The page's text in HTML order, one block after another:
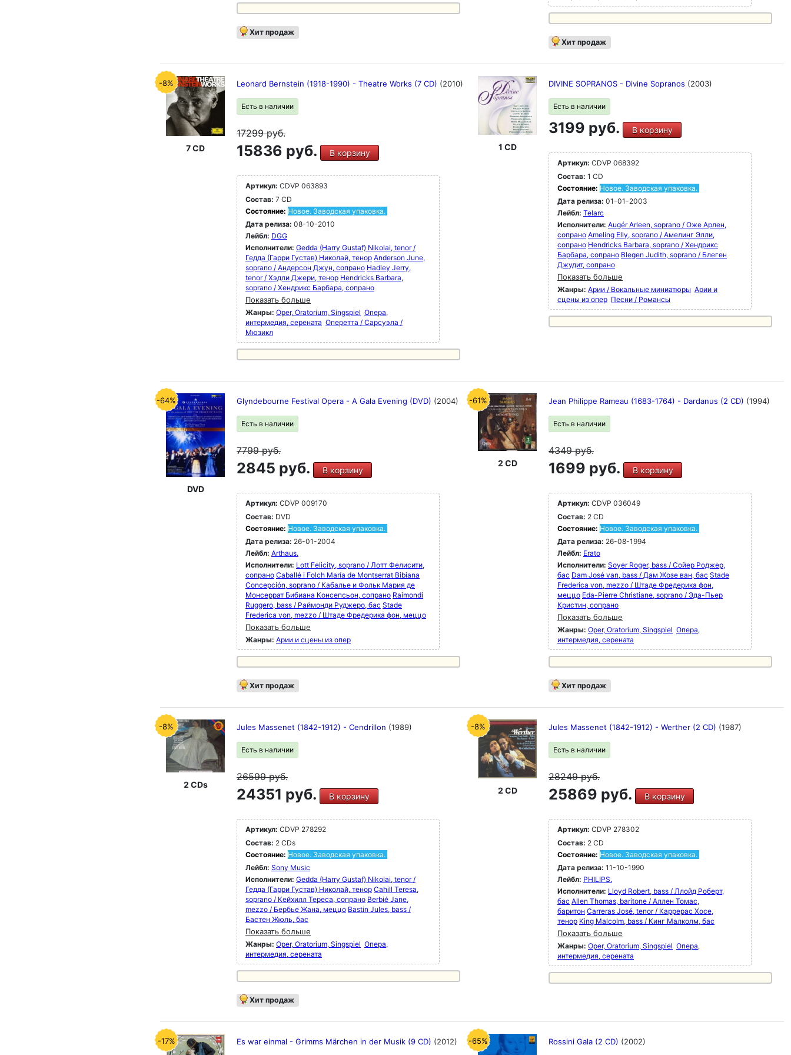
Хит продаж
Хит продаж
-8%
7 CD
Leonard Bernstein (1918-1990) - Theatre Works (7 CD) (2010)
Есть в наличии
17299руб.
15836 руб. В корзину
Артикул: CDVP 063893
Состав: 7 CD
Состояние: Новое. Заводская упаковка.
Дата релиза: 08-10-2010
Лейбл: DGG
Исполнители: Gedda (Harry Gustaf) Nikolai, tenor /
Гедда (Гарри Густав) Николай, тенор Anderson June,
soprano / Андерсон Джун, сопрано Hadley Jerry,
tenor / Хэдли Джери, тенор Hendricks Barbara,
soprano / Хендрикс Барбара, сопрано
Показать больше
Жанры: Oper, Oratorium, Singspiel Опера,
интермедия, серената Оперетта / Сарсуэла /
Мюзикл
1 CD
DIVINE SOPRANOS - Divine Sopranos (2003)
Есть в наличии
3199 руб. В корзину
Артикул: CDVP 068392
Состав: 1 CD
Состояние: Новое. Заводская упаковка.
Дата релиза: 01-01-2003
Лейбл: Telarc
Исполнители: Augér Arleen, soprano / Оже Арлен,
сопрано Ameling Elly, soprano / Амелинг Элли,
сопрано Hendricks Barbara, soprano / Хендрикс
Барбара, сопрано Blegen Judith, soprano / Блеген
Джудит, сопрано
Показать больше
Жанры: Арии / Вокальные миниатюры Арии и
сцены из опер Песни / Романсы
-64%
DVD
Glyndebourne Festival Opera - A Gala Evening (DVD) (2004)
Есть в наличии
7799руб.
2845 руб. В корзину
Артикул: CDVP 009170
Состав: DVD
Состояние: Новое. Заводская упаковка.
Дата релиза: 26-01-2004
Лейбл: Arthaus.
Исполнители: Lott Felicity, soprano / Лотт Фелисити,
сопрано Caballé i Folch María de Montserrat Bibiana
Concepción, soprano / Кабалье и Фольк Мария де
Монсеррат Бибиана Консепсьон, сопрано Raimondi
Ruggero, bass / Раймонди Руджеро, бас Stade
Frederica von, mezzo / Штаде Фредерика фон, меццо
Показать больше
Жанры: Арии и сцены из опер
Хит продаж
-61%
2 CD
Jean Philippe Rameau (1683-1764) - Dardanus (2 CD) (1994)
Есть в наличии
4349руб.
1699 руб. В корзину
Артикул: CDVP 036049
Состав: 2 CD
Состояние: Новое. Заводская упаковка.
Дата релиза: 26-08-1994
Лейбл: Erato
Исполнители: Soyer Roger, bass / Сойер Роджер,
бас Dam José van, bass / Дам Жозе ван, бас Stade
Frederica von, mezzo / Штаде Фредерика фон,
меццо Eda-Pierre Christiane, soprano / Эда-Пьер
Кристин, сопрано
Показать больше
Жанры: Oper, Oratorium, Singspiel Опера,
интермедия, серената
Хит продаж
-8%
2 CDs
Jules Massenet (1842-1912) - Cendrillon (1989)
Есть в наличии
26599руб.
24351 руб. В корзину
Артикул: CDVP 278292
Состав: 2 CDs
Состояние: Новое. Заводская упаковка.
Лейбл: Sony Music
Исполнители: Gedda (Harry Gustaf) Nikolai, tenor /
Гедда (Гарри Густав) Николай, тенор Cahill Teresa,
soprano / Кейхилл Тереса, сопрано Berbié Jane,
mezzo / Бербье Жана, меццо Bastin Jules, bass /
Бастен Жюль, бас
Показать больше
Жанры: Oper, Oratorium, Singspiel Опера,
интермедия, серената
Хит продаж
-8%
2 CD
Jules Massenet (1842-1912) - Werther (2 CD) (1987)
Есть в наличии
28249руб.
25869 руб. В корзину
Артикул: CDVP 278302
Состав: 2 CD
Состояние: Новое. Заводская упаковка.
Дата релиза: 11-10-1990
Лейбл: PHILIPS.
Исполнители: Lloyd Robert, bass / Ллойд Роберт,
бас Allen Thomas, baritone / Аллен Томас,
баритон Carreras José, tenor / Каррерас Хосе,
тенор King Malcolm, bass / Кинг Малколм, бас
Показать больше
Жанры: Oper, Oratorium, Singspiel Опера,
интермедия, серената
-17% Es war einmal - Grimms Märchen in der Musik (9 CD) (2012) -65% Rossini Gala (2 CD) (2002)